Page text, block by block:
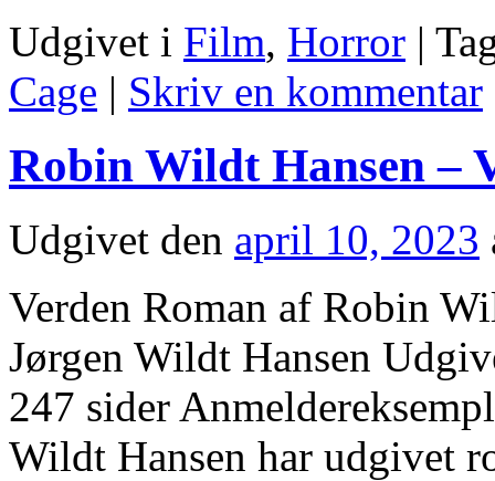
Udgivet i Film, Horror |
Cage | Skriv en kommentar
Robin Wildt Hansen –
Udgivet den april 10, 2023
Verden Roman af Robin
Jørgen Wildt Hansen
247 sider
Wildt Hansen har udgivet